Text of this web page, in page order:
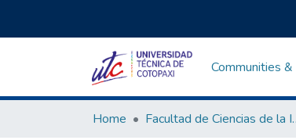
Communities
Home Facultad de